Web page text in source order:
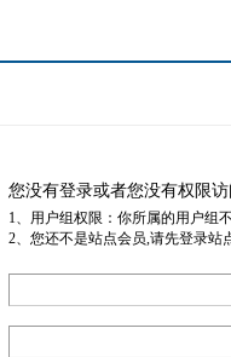
您没有登录或者您没有权限
1、用户组权限：你所属的用户组
2、您还不是站点会员,请先登录站